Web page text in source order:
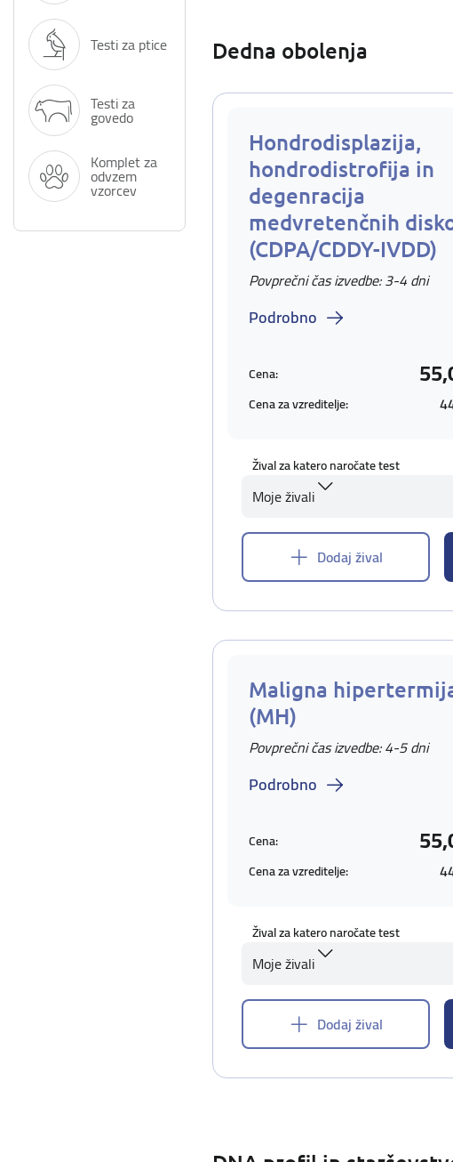
Testi za ptice
Testi za
govedo
Komplet za
odvzem
vzorcev
Dedna obolenja
Hondrodisplazija,
hondrodistrofija in
degenracija
medvretenčnih
(CDPA/CDDY-IVDD)
Povprečni čas izvedbe: 3-4 dni
Podrobno
Cena:
Cena za vzreditelje:
Žival za katero naročate test
Moje živali
Dodaj žival
Maligna
(MH)
Povprečni čas izvedbe: 4-5 dni
Podrobno
Cena:
Cena za vzreditelje:
Žival za katero naročate test
Moje živali
Dodaj žival